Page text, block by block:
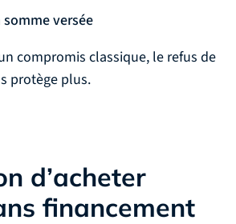
versée
compromis classique, le refus de
protège plus.
d’acheter
financement